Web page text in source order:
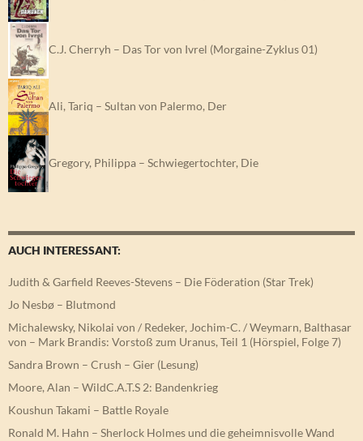
C.J. Cherryh – Das Tor von Ivrel (Morgaine-Zyklus 01)
Ali, Tariq – Sultan von Palermo, Der
Gregory, Philippa – Schwiegertochter, Die
AUCH INTERESSANT:
Judith & Garfield Reeves-Stevens – Die Föderation (Star Trek)
Jo Nesbø – Blutmond
Michalewsky, Nikolai von / Redeker, Jochim-C. / Weymarn, Balthasar
von – Mark Brandis: Vorstoß zum Uranus, Teil 1 (Hörspiel, Folge 7)
Sandra Brown – Crush – Gier (Lesung)
Moore, Alan – WildC.A.T.S 2: Bandenkrieg
Koushun Takami – Battle Royale
Ronald M. Hahn – Sherlock Holmes und die geheimnisvolle Wand